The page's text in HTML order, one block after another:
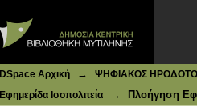
DSpace Αρχική → ΨΗΦΙΑΚΟΣ ΗΡΟΔΟΤΟΣ:
Εφημερίδα Ισοπολιτεία → Πλοήγηση